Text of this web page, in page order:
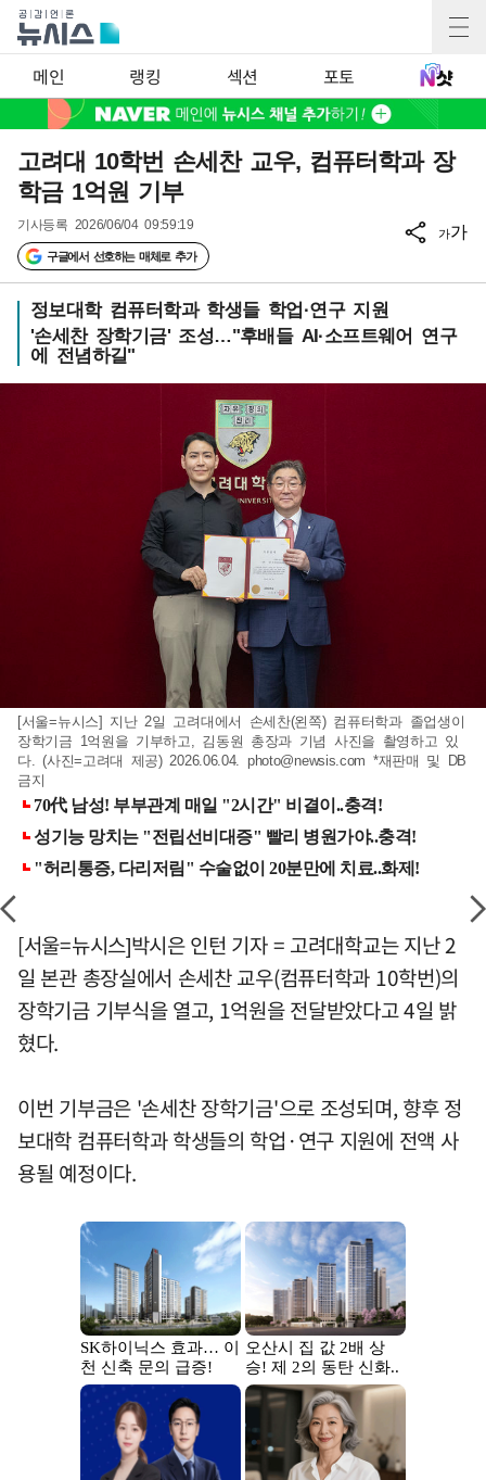
메인 랭킹 섹션 포토
고려대 10학번 손세찬 교우, 컴퓨터학과 장
학금 1억원 기부
기사등록 2026/06/04 09:59:19
구글에서 선호하는 매체로 추가
가가
정보대학 컴퓨터학과 학생들 학업·연구 지원
'손세찬 장학기금' 조성…"후배들 AI·소프트웨어 연구
에 전념하길"
[서울=뉴시스] 지난 2일 고려대에서 손세찬(왼쪽) 컴퓨터학과 졸업생이
장학기금 1억원을 기부하고, 김동원 총장과 기념 사진을 촬영하고 있
다. (사진=고려대 제공) 2026.06.04. photo@newsis.com *재판매 및 DB
금지
[서울=뉴시스]박시은 인턴 기자 = 고려대학교는 지난 2
일 본관 총장실에서 손세찬 교우(컴퓨터학과 10학번)의
장학기금 기부식을 열고, 1억원을 전달받았다고 4일 밝
혔다.
이번 기부금은 '손세찬 장학기금'으로 조성되며, 향후 정
보대학 컴퓨터학과 학생들의 학업·연구 지원에 전액 사
용될 예정이다.